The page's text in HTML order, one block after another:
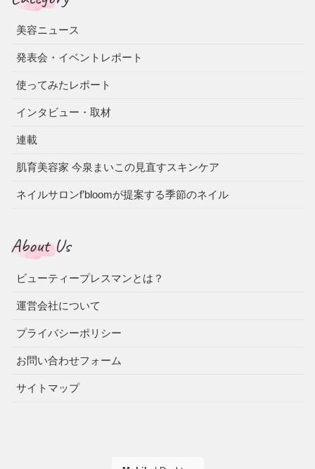
美容ニュース
発表会・イベントレポート
使ってみたレポート
インタビュー・取材
連載
肌育美容家 今泉まいこの見直すスキンケア
ネイルサロンf’bloomが提案する季節のネイル
About Us
ビューティープレスマンとは？
運営会社について
プライバシーポリシー
お問い合わせフォーム
サイトマップ